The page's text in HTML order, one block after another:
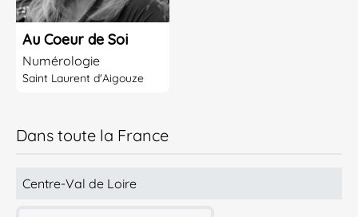
Au Coeur de Soi
Numérologie
Saint Laurent d'Aigouze
Dans toute la France
Centre-Val de Loire